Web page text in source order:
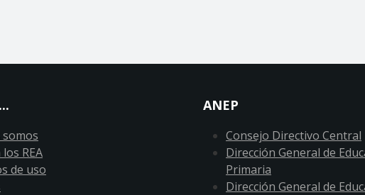
REA
de uso
ANEP
Consejo Directivo Central
Dirección General de
Primaria
Dirección General de